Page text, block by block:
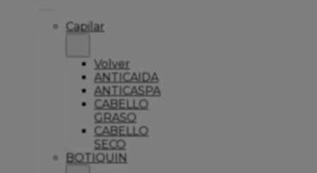
Capilar
Volver
ANTICAIDA
ANTICASPA
CABELLO
GRASO
CABELLO
SECO
BOTIQUIN